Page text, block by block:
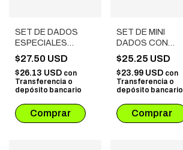
SET DE DADOS
ESPECIALES
METALICOS ROL #
19
$27.50 USD
$26.13 USD con
Transferencia o
depósito bancario
SET DE MINI
DADOS CON
ESTUCHE DE
RELOJ DE
BOLSILLO
$25.25 USD
$23.99 USD con
Transferencia o
depósito bancario